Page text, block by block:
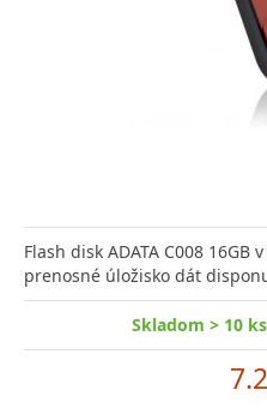
Flash disk ADATA C008
prenosné úložisko dát
Skladom > 10 ks